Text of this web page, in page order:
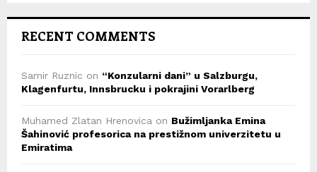
RECENT COMMENTS
Samir Ruznic on “Konzularni dani” u Salzburgu,
Klagenfurtu, Innsbrucku i pokrajini Vorarlberg
Muhamed Zlatan Hrenovica on Bužimljanka Emina
Šahinović profesorica na prestižnom univerzitetu u
Emiratima